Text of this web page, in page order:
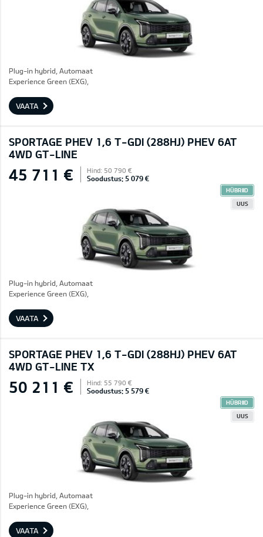
Plug-in hybrid, Automaat
Experience Green (EXG),
VAATA
SPORTAGE PHEV 1,6 T-GDI (288HJ) PHEV 6AT
4WD GT-LINE
45 711 € Hind: 50 790 €
Soodustus: 5 079 €
HÜBRIID
UUS
Plug-in hybrid, Automaat
Experience Green (EXG),
VAATA
SPORTAGE PHEV 1,6 T-GDI (288HJ) PHEV 6AT
4WD GT-LINE TX
50 211 € Hind: 55 790 €
Soodustus: 5 579 €
HÜBRIID
UUS
Plug-in hybrid, Automaat
Experience Green (EXG),
VAATA